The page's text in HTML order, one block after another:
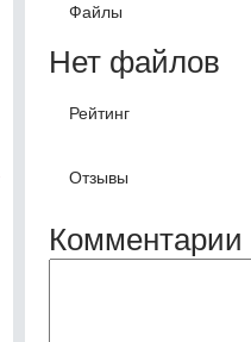
Файлы
Нет файлов
Рейтинг
Отзывы
Комментарии